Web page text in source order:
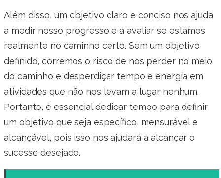
Além disso, um objetivo claro e conciso nos ajuda
a medir nosso progresso e a avaliar se estamos
realmente no caminho certo. Sem um objetivo
definido, corremos o risco de nos perder no meio
do caminho e desperdiçar tempo e energia em
atividades que não nos levam a lugar nenhum.
Portanto, é essencial dedicar tempo para definir
um objetivo que seja específico, mensurável e
alcançável, pois isso nos ajudará a alcançar o
sucesso desejado.